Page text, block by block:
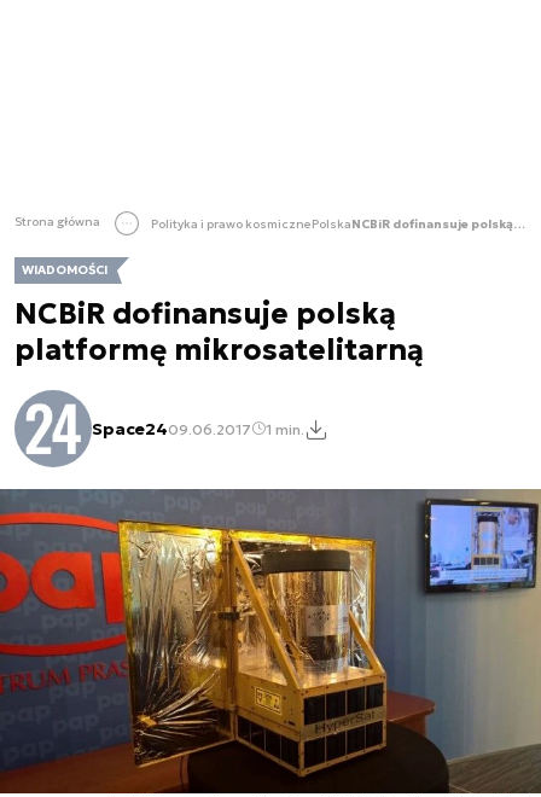
Strona główna Polityka i prawo kosmicznePolska NCBiR dofinansuje polską platformę mikrosatelitarną
WIADOMOŚCI
NCBiR dofinansuje polską
platformę mikrosatelitarną
Space2409.06.2017 1 min.